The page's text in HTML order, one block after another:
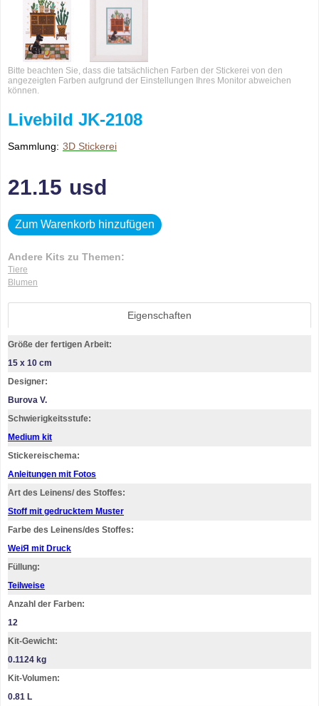
Bitte beachten Sie, dass die tatsächlichen Farben der Stickerei von den
angezeigten Farben aufgrund der Einstellungen Ihres Monitor abweichen
können.
Livebild JK-2108
Sammlung: 3D Stickerei
21.15 usd
Zum Warenkorb hinzufügen
Andere Kits zu Themen:
Tiere
Blumen
Eigenschaften
Größe der fertigen Arbeit:
15 x 10 cm
Designer:
Burova V.
Schwierigkeitsstufe:
Medium kit
Stickereischema:
Anleitungen mit Fotos
Art des Leinens/ des Stoffes:
Stoff mit gedrucktem Muster
Farbe des Leinens/des Stoffes:
WeiЯ mit Druck
Füllung:
Teilweise
Anzahl der Farben:
12
Kit-Gewicht:
0.1124 kg
Kit-Volumen:
0.81 L